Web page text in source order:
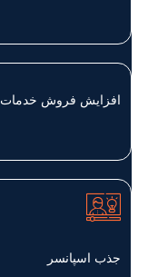
افزایش فروش خدمات
جذب اسپانسر